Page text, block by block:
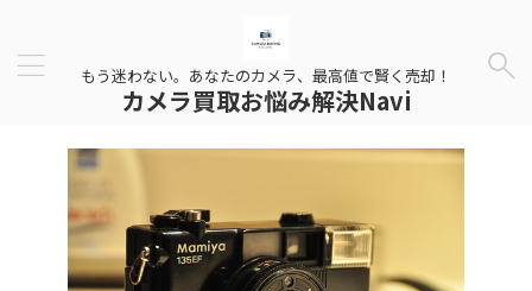
もう迷わない。あなたのカメラ、最高値で賢く売却！
カメラ買取お悩み解決Navi